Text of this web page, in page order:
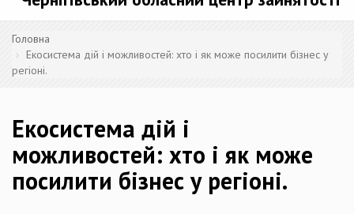
Головна
Екосистема дій і можливостей: хто і як може посилити бізнес у
регіоні.
Екосистема дій і
можливостей: хто і як може
посилити бізнес у регіоні.